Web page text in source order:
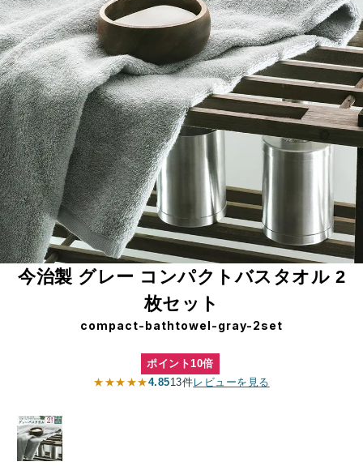
今治製 グレー コンパクトバスタオル 2
枚セット
compact-bathtowel-gray-2set
ポイント10倍
★★★★★4.8513件レビューを見る